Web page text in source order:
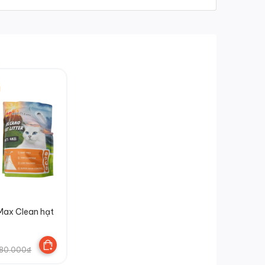
Than hoạt tính ngăn
Clean hạt